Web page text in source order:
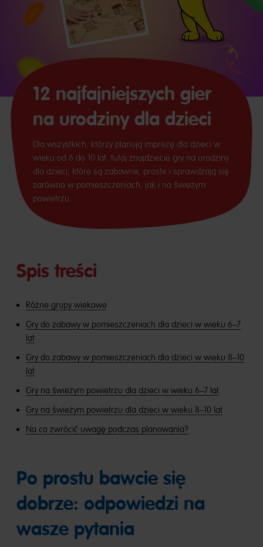
12 najfajniejszych gier
na urodziny dla dzieci
Dla wszystkich, którzy planują imprezę dla dzieci w
wieku od 6 do 10 lat: tutaj znajdziecie gry na urodziny
dla dzieci, które są zabawne, proste i sprawdzają się
zarówno w pomieszczeniach, jak i na świeżym
powietrzu.
Spis treści
Różne grupy wiekowe
Gry do zabawy w pomieszczeniach dla dzieci w wieku 6–7
lat
Gry do zabawy w pomieszczeniach dla dzieci w wieku 8–10
lat
Gry na świeżym powietrzu dla dzieci w wieku 6–7 lat
Gry na świeżym powietrzu dla dzieci w wieku 8–10 lat
Na co zwrócić uwagę podczas planowania?
Po prostu bawcie się
dobrze: odpowiedzi na
wasze pytania